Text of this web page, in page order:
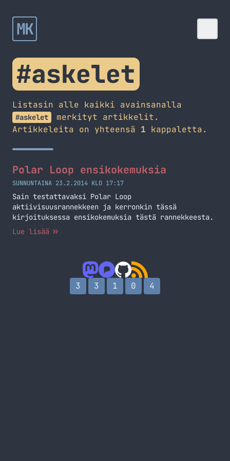
MK
#askelet
Listasin alle kaikki avainsanalla
#askelet
merkityt artikkelit.
Artikkeleita on yhteensä 1 kappaletta.
Polar Loop ensikokemuksia
SUNNUNTAINA 23.2.2014 KLO 17:17
Sain testattavaksi Polar Loop
aktiivisuusrannekkeen ja kerronkin tässä
kirjoituksessa ensikokemuksia tästä rannekkeesta.
Lue lisää
3 3 1 0 4